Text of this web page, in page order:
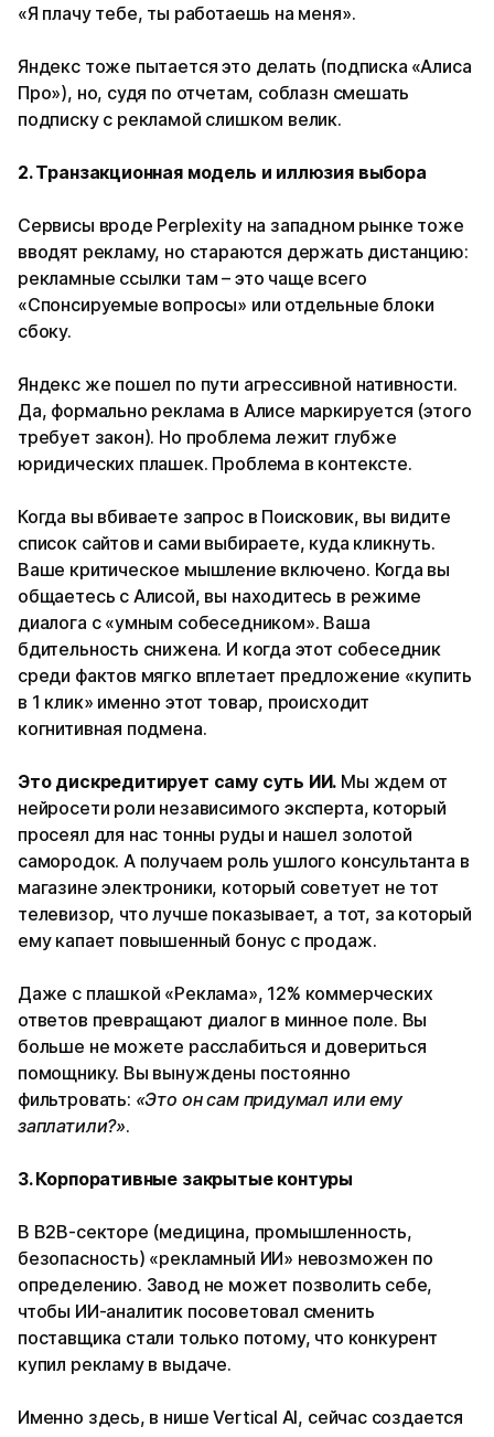
«Я плачу тебе, ты работаешь на меня».
Яндекс тоже пытается это делать (подписка «Алиса
Про»), но, судя по отчетам, соблазн смешать
подписку с рекламой слишком велик.
2. Транзакционная модель и иллюзия выбора
Сервисы вроде Perplexity на западном рынке тоже
вводят рекламу, но стараются держать дистанцию:
рекламные ссылки там – это чаще всего
«Спонсируемые вопросы» или отдельные блоки
сбоку.
Яндекс же пошел по пути агрессивной нативности.
Да, формально реклама в Алисе маркируется (этого
требует закон). Но проблема лежит глубже
юридических плашек. Проблема в контексте.
Когда вы вбиваете запрос в Поисковик, вы видите
список сайтов и сами выбираете, куда кликнуть.
Ваше критическое мышление включено. Когда вы
общаетесь с Алисой, вы находитесь в режиме
диалога с «умным собеседником». Ваша
бдительность снижена. И когда этот собеседник
среди фактов мягко вплетает предложение «купить
в 1 клик» именно этот товар, происходит
когнитивная подмена.
Это дискредитирует саму суть ИИ. Мы ждем от
нейросети роли независимого эксперта, который
просеял для нас тонны руды и нашел золотой
самородок. А получаем роль ушлого консультанта в
магазине электроники, который советует не тот
телевизор, что лучше показывает, а тот, за который
ему капает повышенный бонус с продаж.
Даже с плашкой «Реклама», 12% коммерческих
ответов превращают диалог в минное поле. Вы
больше не можете расслабиться и довериться
помощнику. Вы вынуждены постоянно
фильтровать: «Это он сам придумал или ему
заплатили?».
3. Корпоративные закрытые контуры
В B2B-секторе (медицина, промышленность,
безопасность) «рекламный ИИ» невозможен по
определению. Завод не может позволить себе,
чтобы ИИ-аналитик посоветовал сменить
поставщика стали только потому, что конкурент
купил рекламу в выдаче.
Именно здесь, в нише Vertical AI, сейчас создается